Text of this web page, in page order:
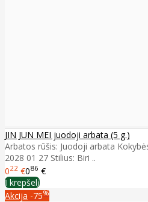
JIN JUN MEI juodoji arbata (5 g.)
Arbatos rūšis: Juodoji arbata
2028 01 27 Stilius: Biri ..
022 €086 €
Į krepšelį
Akcija -75%